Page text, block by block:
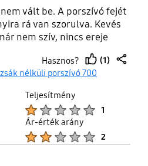
vált be. A porszívó fejét
rá van szorulva. Kevés
nem szív, nincs ereje
Hasznos?
thumb
(1)
nélküli porszívó 700
Teljesítmény
1
Ár-érték arány
2